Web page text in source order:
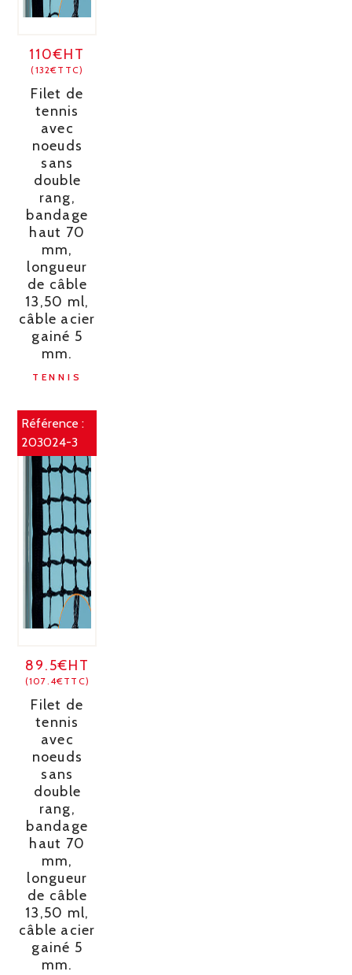
110€HT
(132€TTC)
Filet de
tennis
avec
noeuds
sans
double
rang,
bandage
haut 70
mm,
longueur
de câble
13,50 ml,
câble acier
gainé 5
mm.
TENNIS
Référence :
203024-3
89.5€HT
(107.4€TTC)
Filet de
tennis
avec
noeuds
sans
double
rang,
bandage
haut 70
mm,
longueur
de câble
13,50 ml,
câble acier
gainé 5
mm.